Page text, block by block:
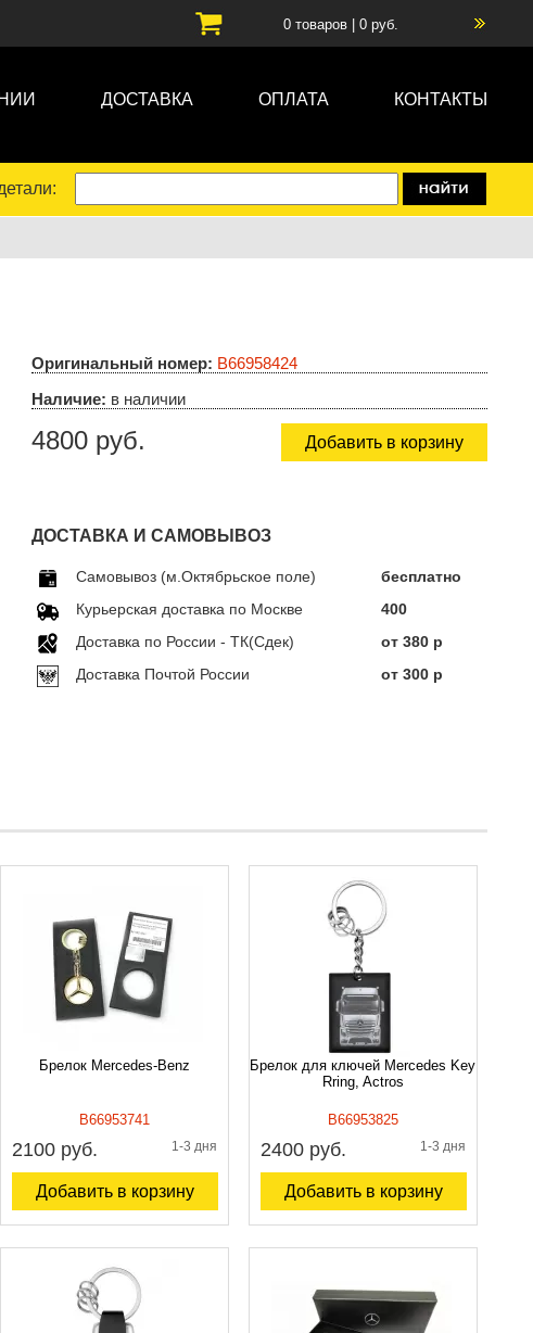
0товаров | 0руб.
ДОСТАВКА ОПЛАТА КОНТАКТЫ
Оригинальный номер: B66958424
Наличие: в наличии
4800 руб. Добавить в корзину
ДОСТАВКА И САМОВЫВОЗ
Самовывоз (м.Октябрьское поле)
бесплатно
Курьерская доставка по Москве
400
Доставка по Росcии - ТК(Сдек)
от 380 р
Доставка Почтой России
от 300 р
Брелок Mercedes-Benz
B66953741
2100 руб. 1-3 дня
Добавить в корзину
Брелок для ключей Mercedes Key
Rring, Actros
B66953825
2400 руб. 1-3 дня
Добавить в корзину